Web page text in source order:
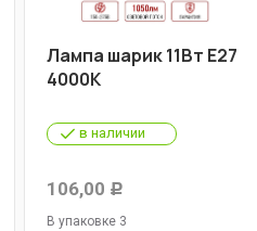
Лампа шарик 11Вт Е27
4000К
в наличии
106,00 Р
В упаковке 3